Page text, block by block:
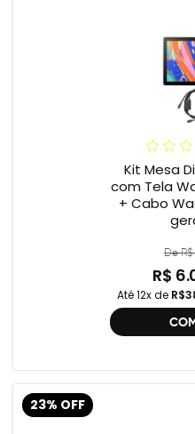
Kit Mesa
com Tela
+ Cabo
De R$
R$
Até 12x de
23% OFF